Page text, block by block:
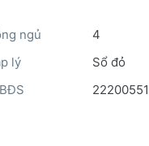
ngủ
4
lý
Sổ đỏ
22200551